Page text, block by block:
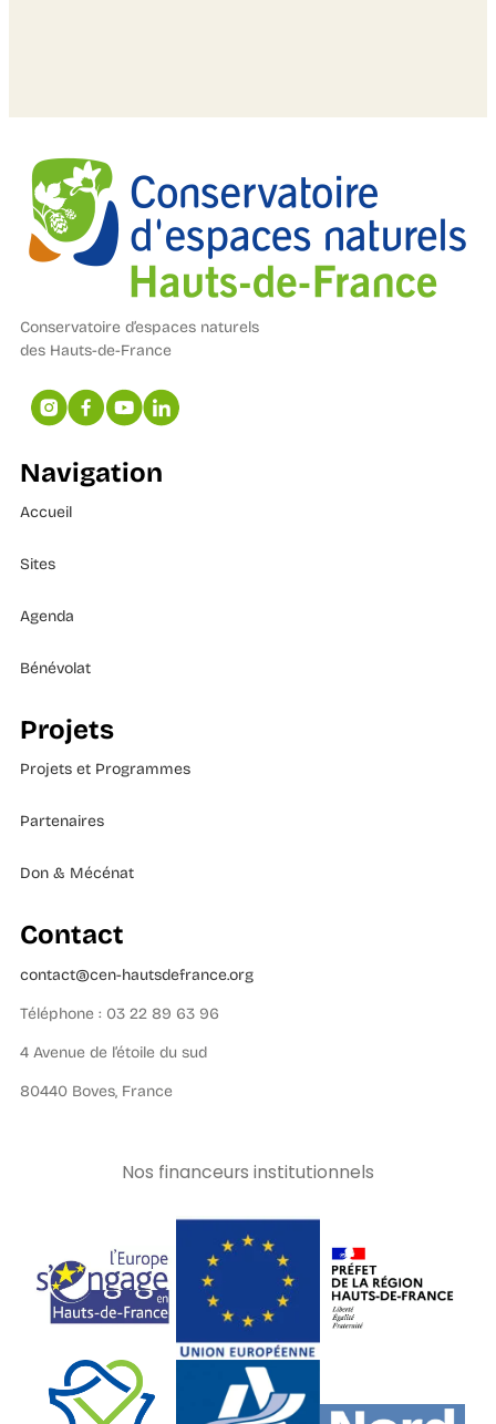
Conservatoire d’espaces naturels
des Hauts-de-France
Navigation
Accueil
Sites
Agenda
Bénévolat
Projets
Projets et Programmes
Partenaires
Don & Mécénat
Contact
contact@cen-hautsdefrance.org
Téléphone : 03 22 89 63 96
4 Avenue de l’étoile du sud
80440 Boves, France
Nos financeurs institutionnels